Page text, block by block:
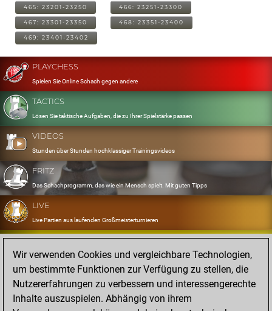
465: 23201-23250 466: 23251-23300
467: 23301-23350 468: 23351-23400
469: 23401-23402
PLAYCHESS
Spielen Sie Online Schach gegen andere
TACTICS
Lösen Sie taktische Aufgaben, die zu Ihrer Spielstärke passen
VIDEOS
Stunden über Stunden hochklassiger Trainingsvideos
FRITZ
Das Schachprogramm, das wie ein Mensch spielt. Mit guten Tipps
LIVE
Live Partien aus laufenden Großmeisterturnieren
OPENINGS
Erfassen und Üben Sie Ihr Eröffnungsrepertoire
DATABASE
Acht Millionen starke Partien
Wir verwenden Cookies und vergleichbare Technologien,
um bestimmte Funktionen zur Verfügung zu stellen, die
Nutzererfahrungen zu verbessern und interessengerechte
Inhalte auszuspielen. Abhängig von ihrem